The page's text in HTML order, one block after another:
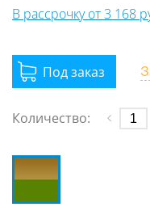
В рассрочку от 3 168
Количество: